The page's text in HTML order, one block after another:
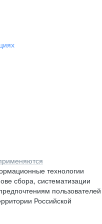
технологии
сбора, систематизации
пользователей
Российской